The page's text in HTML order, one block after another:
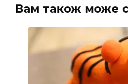
Вам також може